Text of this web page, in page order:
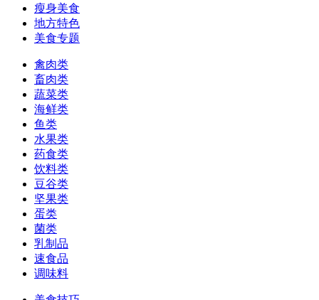
瘦身美食
地方特色
美食专题
禽肉类
畜肉类
蔬菜类
海鲜类
鱼类
水果类
药食类
饮料类
豆谷类
坚果类
蛋类
菌类
乳制品
速食品
调味料